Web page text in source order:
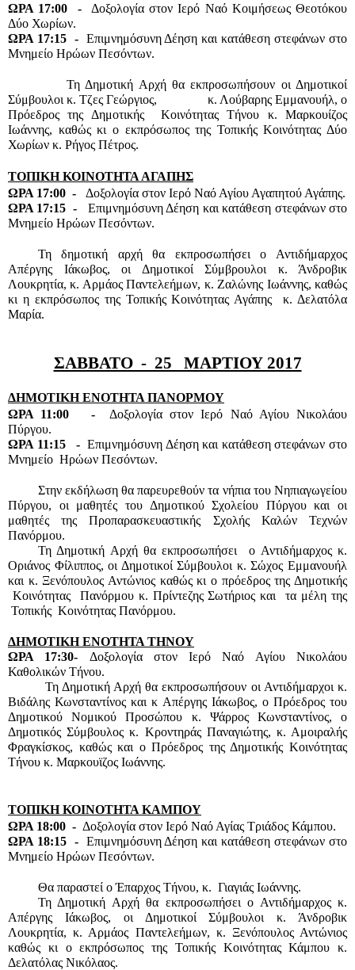
ΩΡΑ 17:00  - Δοξολογία στον Ιερό Ναό Κοιμήσεως Θεοτόκου
Δύο Χωρίων.
ΩΡΑ 17:15  - Επιμνημόσυνη Δέηση και κατάθεση στεφάνων στο
Μνημείο Ηρώων Πεσόντων.
Σύμβουλοι κ. Τζες Γεώργιος,                κ. Λούβαρης Εμμανουήλ, ο
Πρόεδρος της Δημοτικής  Κοινότητας Τήνου κ. Μαρκουίζος
Ιωάννης, καθώς κι ο εκπρόσωπος της Τοπικής Κοινότητας Δύο
Χωρίων κ. Ρήγος Πέτρος.
ΤΟΠΙΚΗ ΚΟΙΝΟΤΗΤΑ ΑΓΑΠΗΣ
ΩΡΑ 17:00  - Δοξολογία στον Ιερό Ναό Αγίου Αγαπητού Αγάπης.
ΩΡΑ 17:15  - Επιμνημόσυνη Δέηση και κατάθεση στεφάνων στο
Μνημείο Ηρώων Πεσόντων.
Τη δημοτική αρχή θα εκπροσωπήσει ο Αντιδήμαρχος
Απέργης Ιάκωβος, οι Δημοτικοί Σύμβρουλοι κ. Άνδροβικ
Λουκρητία, κ. Αρμάος Παντελεήμων, κ. Ζαλώνης Ιωάννης, καθώς
κι η εκπρόσωπος της Τοπικής Κοινότητας Αγάπης  κ. Δελατόλα
Μαρία.
ΣΑΒΒΑΤΟ  -  25   ΜΑΡΤΙΟΥ 2017
ΔΗΜΟΤΙΚΗ ΕΝΟΤΗΤΑ ΠΑΝΟΡΜΟΥ
ΩΡΑ 11:00   - Δοξολογία στον Ιερό Ναό Αγίου Νικολάου
Πύργου.
ΩΡΑ 11:15   - Επιμνημόσυνη Δέηση και κατάθεση στεφάνων στο
Μνημείο  Ηρώων Πεσόντων.
Στην εκδήλωση θα παρευρεθούν τα νήπια του Νηπιαγωγείου
Πύργου, οι μαθητές του Δημοτικού Σχολείου Πύργου και οι
μαθητές της Προπαρασκευαστικής Σχολής Καλών Τεχνών
Πανόρμου.
Τη Δημοτική Αρχή θα εκπροσωπήσει  ο Αντιδήμαρχος κ.
Οριάνος Φίλιππος, οι Δημοτικοί Σύμβουλοι κ. Σώχος Εμμανουήλ
και κ. Ξενόπουλος Αντώνιος καθώς κι ο πρόεδρος της Δημοτικής
Κοινότητας  Πανόρμου κ. Πρίντεζης Σωτήριος και  τα μέλη της
Τοπικής  Κοινότητας Πανόρμου.
ΔΗΜΟΤΙΚΗ ΕΝΟΤΗΤΑ ΤΗΝΟΥ
ΩΡΑ 17:30- Δοξολογία στον Ιερό Ναό Αγίου Νικολάου
Καθολικών Τήνου.
Τη Δημοτική Αρχή θα εκπροσωπήσουν οι Αντιδήμαρχοι κ.
Βιδάλης Κωνσταντίνος και κ Απέργης Ιάκωβος, ο Πρόεδρος του
Δημοτικού Νομικού Προσώπου κ. Ψάρρος Κωνσταντίνος, ο
Δημοτικός Σύμβουλος κ. Κροντηράς Παναγιώτης, κ. Αμοιραλής
Φραγκίσκος, καθώς και ο Πρόεδρος της Δημοτικής Κοινότητας
Τήνου κ. Μαρκουϊζος Ιωάννης.
ΤΟΠΙΚΗ ΚΟΙΝΟΤΗΤΑ ΚΑΜΠΟΥ
ΩΡΑ 18:00  - Δοξολογία στον Ιερό Ναό Αγίας Τριάδος Κάμπου.
ΩΡΑ 18:15  - Επιμνημόσυνη Δέηση και κατάθεση στεφάνων στο
Μνημείο Ηρώων Πεσόντων.
Θα παραστεί ο Έπαρχος Τήνου, κ.  Γιαγιάς Ιωάννης.
Τη Δημοτική Αρχή θα εκπροσωπήσει ο Αντιδήμαρχος κ.
Απέργης Ιάκωβος, οι Δημοτικοί Σύμβουλοι κ. Άνδροβικ
Λουκρητία, κ. Αρμάος Παντελεήμων, κ. Ξενόπουλος Αντώνιος
καθώς κι ο εκπρόσωπος της Τοπικής Κοινότητας Κάμπου κ.
Δελατόλας Νικόλαος.